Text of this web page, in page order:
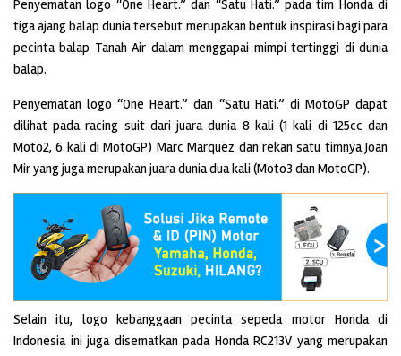
Penyematan logo “One Heart.” dan “Satu Hati.” pada tim Honda di
tiga ajang balap dunia tersebut merupakan bentuk inspirasi bagi para
pecinta balap Tanah Air dalam menggapai mimpi tertinggi di dunia
balap.
Penyematan logo “One Heart.” dan “Satu Hati.” di MotoGP dapat
dilihat pada racing suit dari juara dunia 8 kali (1 kali di 125cc dan
Moto2, 6 kali di MotoGP) Marc Marquez dan rekan satu timnya Joan
Mir yang juga merupakan juara dunia dua kali (Moto3 dan MotoGP).
Selain itu, logo kebanggaan pecinta sepeda motor Honda di
Indonesia ini juga disematkan pada Honda RC213V yang merupakan